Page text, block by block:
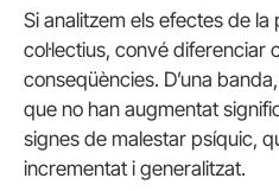
Si analitzem els efectes de
col·lectius, convé diferenciar
conseqüències. D’una
que no han augmentat
signes de malestar psíquic,
incrementat i generalitzat.